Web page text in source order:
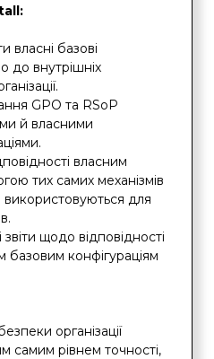
власні базові
до внутрішніх
GPO та RSoP
й власними
власним
тих самих механізмів
використовуються для
щодо відповідності
базовим конфігураціям
організації
самим рівнем точності,